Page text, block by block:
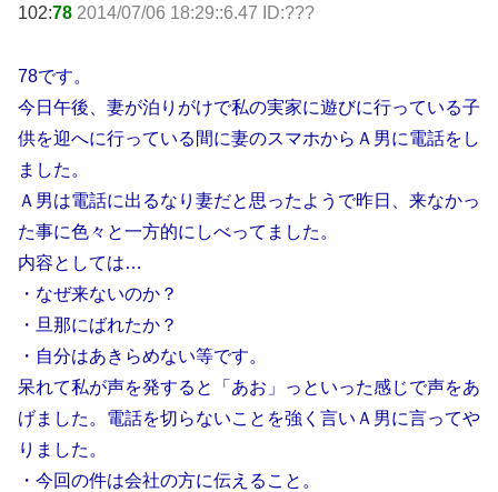
102:78 2014/07/06 18:29::6.47 ID:???
78です。
今日午後、妻が泊りがけで私の実家に遊びに行っている子
供を迎へに行っている間に妻のスマホからＡ男に電話をし
ました。
Ａ男は電話に出るなり妻だと思ったようで昨日、来なかっ
た事に色々と一方的にしべってました。
内容としては…
・なぜ来ないのか？
・旦那にばれたか？
・自分はあきらめない等です。
呆れて私が声を発すると「あお」っといった感じで声をあ
げました。電話を切らないことを強く言いＡ男に言ってや
りました。
・今回の件は会社の方に伝えること。